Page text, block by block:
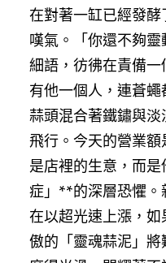
在對著一缸已經發
嘆氣。「你還不夠
細語，彷彿在責備
有他一個人，連蒼
蒜頭混合著鐵鏽與
飛行。今天的營業
是店裡的生意，而
症」**的深層恐懼。
在以超光速上漲，
傲的「靈魂蒜泥」